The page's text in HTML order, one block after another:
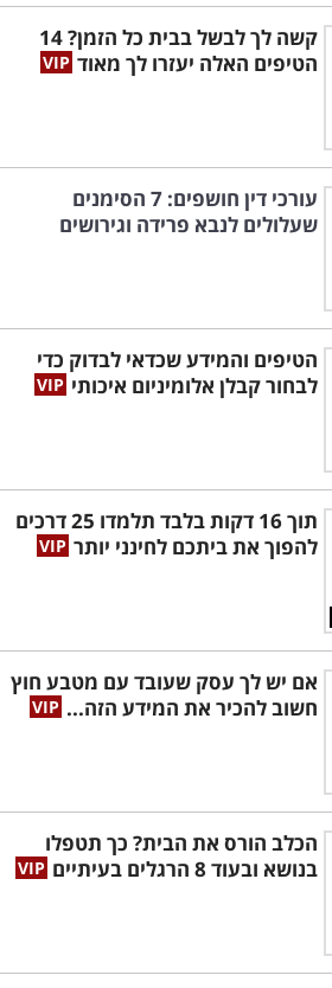
קשה לך לבשל בבית כל הזמן? 14
הטיפים האלה יעזרו לך מאוד
עורכי דין חושפים: 7 הסימנים
שעלולים לנבא פרידה וגירושים
הטיפים והמידע שכדאי לבדוק כדי
לבחור קבלן אלומיניום איכותי
תוך 16 דקות בלבד תלמדו 25 דרכים
להפוך את ביתכם לחינני יותר
אם יש לך עסק שעובד עם מטבע חוץ
חשוב להכיר את המידע הזה...
הכלב הורס את הבית? כך תטפלו
בנושא ובעוד 8 הרגלים בעיתיים